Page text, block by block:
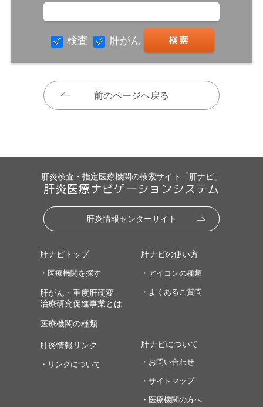
検査 肝がん
前のページへ戻る
肝炎検査・指定医療機関の検索サイト「肝ナビ」
肝炎医療ナビゲーションシステム
肝炎情報センターサイト
肝ナビトップ
・医療機関を探す
肝がん・重度肝硬変
治療研究促進事業とは
医療機関の種類
肝ナビの使い方
・アイコンの種類
・よくあるご質問
肝炎情報リンク
・リンクについて
肝ナビについて
・お問い合わせ
・サイトマップ
・医療機関の方へ